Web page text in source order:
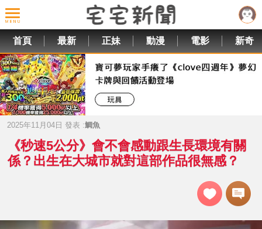
首頁 最新 正妹 動漫 電影 新奇
2025年11月04日 發表 :鯛魚
《秒速5公分》會不會感動跟生長環境有關
係？出生在大城市就對這部作品很無感？